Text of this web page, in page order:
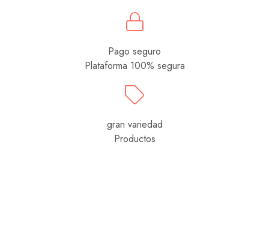
Pago seguro
Plataforma 100% segura
gran variedad
Productos